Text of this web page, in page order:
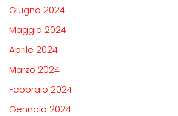
Giugno 2024
Maggio 2024
Aprile 2024
Marzo 2024
Febbraio 2024
Gennaio 2024